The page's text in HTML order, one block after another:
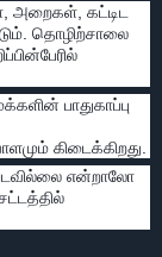
அறைகள், கட்டிட
தொழிற்சாலை
பாதுகாப்பு
கிடைக்கிறது.
என்றாலோ